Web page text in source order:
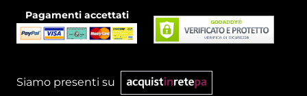
Pagamenti accettati
Siamo presenti su